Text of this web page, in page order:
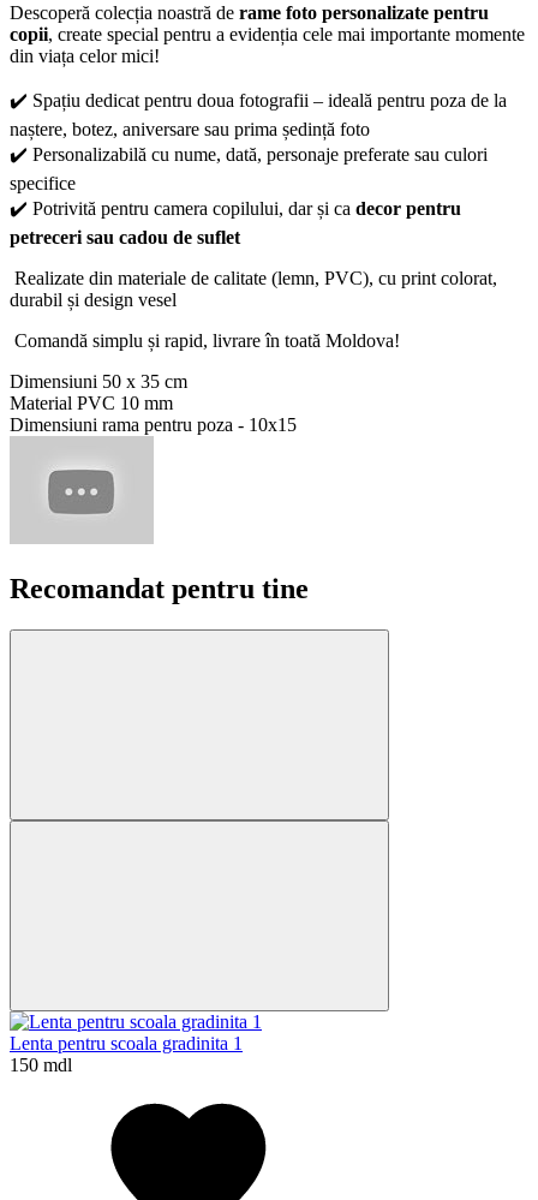
Descoperă colecția noastră de rame foto personalizate pentru
copii, create special pentru a evidenția cele mai importante momente
din viața celor mici!
✔️ Spațiu dedicat pentru doua fotografii – ideală pentru poza de la
naștere, botez, aniversare sau prima ședință foto
✔️ Personalizabilă cu nume, dată, personaje preferate sau culori
specifice
✔️ Potrivită pentru camera copilului, dar și ca decor pentru
petreceri sau cadou de suflet
Realizate din materiale de calitate (lemn, PVC), cu print colorat,
durabil și design vesel
Comandă simplu și rapid, livrare în toată Moldova!
Dimensiuni 50 x 35 cm
Material PVC 10 mm
Dimensiuni rama pentru poza - 10x15
Recomandat pentru tine
Lenta pentru scoala gradinita 1
150 mdl